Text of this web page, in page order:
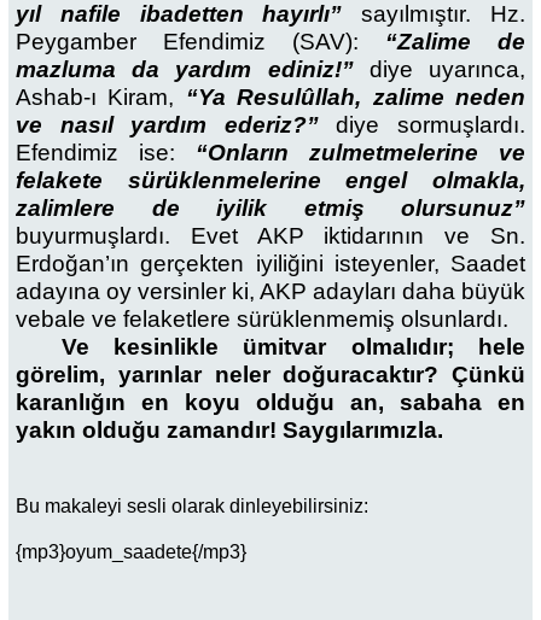
yıl nafile ibadetten hayırlı” sayılmıştır.
Hz.
Peygamber Efendimiz (SAV): “Zalime de
mazluma da yardım ediniz!”diye uyarınca,
Ashab-ı Kiram, “Ya Resulûllah, zalime neden
ve nasıl yardım ederiz?”diye sormuşlardı.
Efendimiz ise: “Onların zulmetmelerine ve
felakete sürüklenmelerine engel olmakla,
zalimlere de iyilik etmiş olursunuz”
buyurmuşlardı. Evet AKP iktidarının ve Sn.
Erdoğan’ın gerçekten iyiliğini isteyenler, Saadet
adayına oy versinler ki, AKP adayları daha büyük
vebale ve felaketlere sürüklenmemiş olsunlardı.
Ve kesinlikle ümitvar olmalıdır; hele
görelim, yarınlar neler doğuracaktır? Çünkü
karanlığın en koyu olduğu an, sabaha en
yakın olduğu zamandır! Saygılarımızla.
Bu makaleyi sesli olarak dinleyebilirsiniz:
{mp3}oyum_saadete{/mp3}